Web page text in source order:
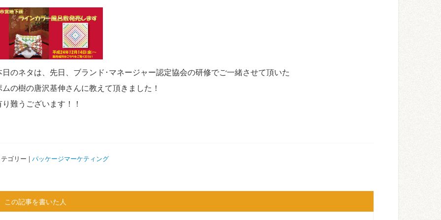
日のネタは、先日、ブランド･マネージャー認定協会の研修でご一緒させて頂いた
ムの樹の唐沢基伸さんに教えて頂きました！
り難うございます！！
ゴリー | パッケージマーケティング
この記事を書いた人